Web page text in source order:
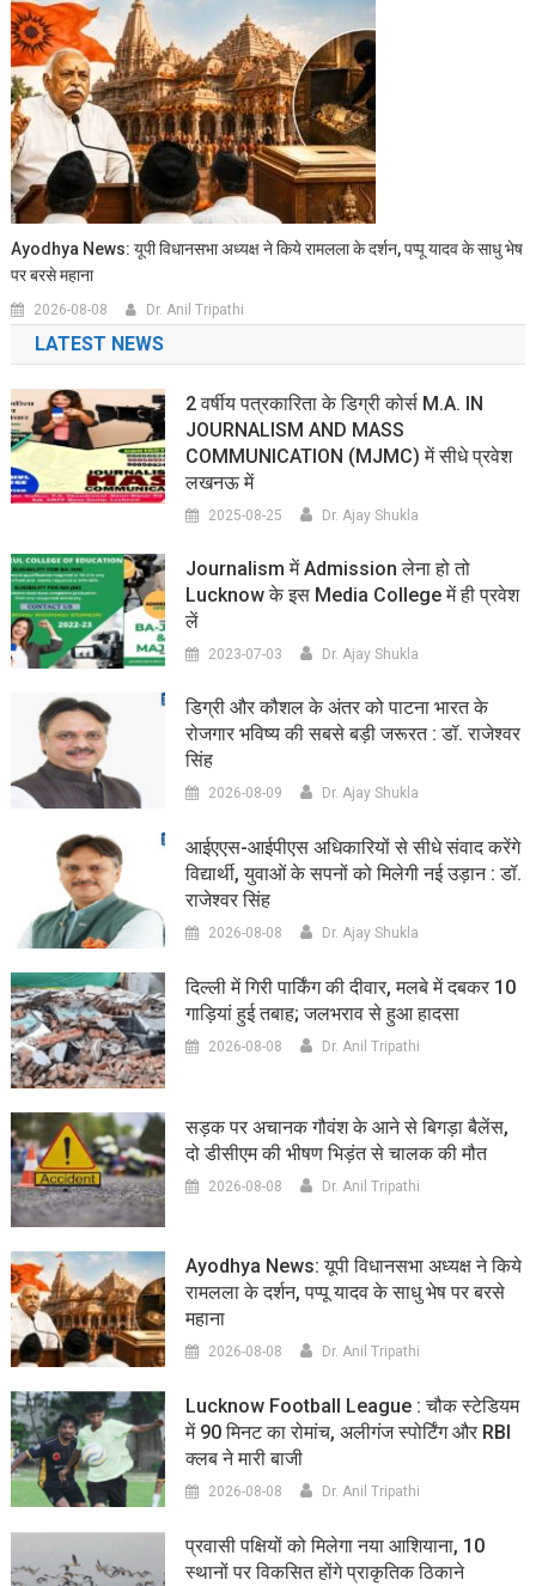
Ayodhya News: यूपी विधानसभा अध्यक्ष ने किये रामलला के दर्शन, पप्पू यादव के साधु भेष
पर बरसे महाना
2026-08-08 Dr. Anil Tripathi
LATEST NEWS
2 वर्षीय पत्रकारिता के डिग्री कोर्स M.A. IN
JOURNALISM AND MASS
COMMUNICATION (MJMC) में सीधे प्रवेश
लखनऊ में
2025-08-25 Dr. Ajay Shukla
Journalism में Admission लेना हो तो
Lucknow के इस Media College में ही प्रवेश
लें
2023-07-03 Dr. Ajay Shukla
डिग्री और कौशल के अंतर को पाटना भारत के
रोजगार भविष्य की सबसे बड़ी जरूरत : डॉ. राजेश्वर
सिंह
2026-08-09 Dr. Ajay Shukla
आईएएस-आईपीएस अधिकारियों से सीधे संवाद करेंगे
विद्यार्थी, युवाओं के सपनों को मिलेगी नई उड़ान : डॉ.
राजेश्वर सिंह
2026-08-08 Dr. Ajay Shukla
दिल्ली में गिरी पार्किंग की दीवार, मलबे में दबकर 10
गाड़ियां हुई तबाह; जलभराव से हुआ हादसा
2026-08-08 Dr. Anil Tripathi
सड़क पर अचानक गौवंश के आने से बिगड़ा बैलेंस,
दो डीसीएम की भीषण भिड़ंत से चालक की मौत
2026-08-08 Dr. Anil Tripathi
Ayodhya News: यूपी विधानसभा अध्यक्ष ने किये
रामलला के दर्शन, पप्पू यादव के साधु भेष पर बरसे
महाना
2026-08-08 Dr. Anil Tripathi
Lucknow Football League : चौक स्टेडियम
में 90 मिनट का रोमांच, अलीगंज स्पोर्टिंग और RBI
क्लब ने मारी बाजी
2026-08-08 Dr. Anil Tripathi
प्रवासी पक्षियों को मिलेगा नया आशियाना, 10
स्थानों पर विकसित होंगे प्राकृतिक ठिकाने